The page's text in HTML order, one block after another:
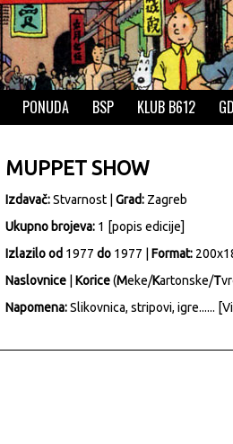
PONUDA BSP KLUB B612
MUPPET SHOW
Izdavač:Stvarnost Grad: Zagreb
Ukupno brojeva: 1 [popis edicije]
Izlazilo od 1977 do 1977 | Format:
Naslovnice
Korice(Meke/Kartonske/T
Napomena:Slikovnica, stripovi, igre......